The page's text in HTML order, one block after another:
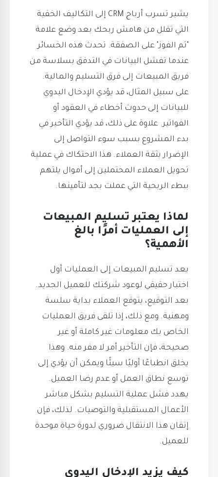
يشير تسرب أرباح CRM إلى التكاليف الخفية
التي تقلل من هامش ربحك بعد وضع علامة
"تم الفوز" على الصفقة. تحدث هذه الخسائر
عندما تفشل البيانات في التدفق بسلاسة من
فريق المبيعات إلى فرق التسليم والمالية.
على سبيل المثال، قد يؤدي الإدخال اليدوي
للبيانات إلى حدوث أخطاء في العقود أو
الفواتير. علاوة على ذلك، قد يؤدي التأخير في
بدء المشروع بسبب سوء التواصل إلى
الإضرار بثقة العملاء. هذا الاحتكاك في عملية
تحويل العملاء المحتملين إلى أموال يلتهم
ببطء الربحية التي عملت بجد لتأمينها.
لماذا يعتبر تسليم المبيعات
إلى العمليات أمرًا بالغ
الأهمية؟
يعد تسليم المبيعات إلى العمليات أول
اختبار حقيقي لوعود شركتك للعميل الجديد.
بعد التوقيع، يتوقع العملاء بداية سلسة
ومهنية. ومع ذلك، إذا تلقى فريق العمليات
الخاص بك معلومات غير كاملة أو غير
صحيحة، فإن التأخير أمر لا مفر منه. وهذا
يخلق انطباعًا أوليًا سيئًا ويمكن أن يؤدي إلى
توسع نطاق العمل أو عدم رضا العميل.
يهدد فشل عملية التسليم بشكل مباشر
الأعمال المستقبلية والتوصيات. لذلك، فإن
إتقان هذا الانتقال ضروري لدورة حياة موحدة
للعميل.
كيف يزيد الإدخال اليدوي